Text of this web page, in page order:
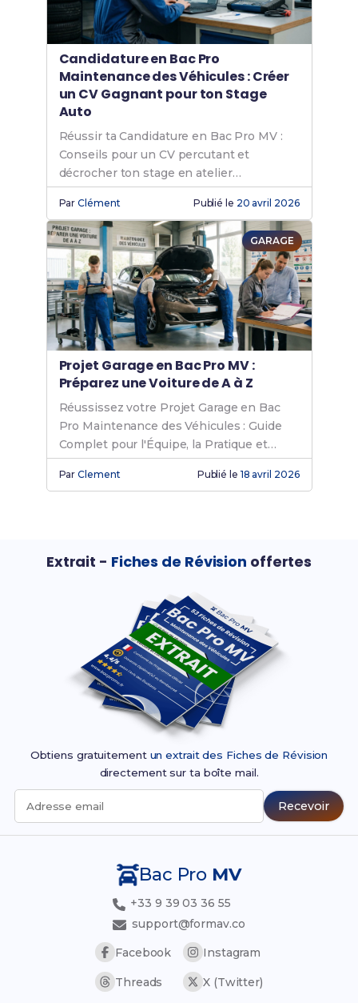
Candidature en Bac Pro
Maintenance des Véhicules : Créer
un CV Gagnant pour ton Stage
Auto
Réussir ta Candidature en Bac Pro MV :
Conseils pour un CV percutant et
décrocher ton stage en atelier
automobile.
ParClément Publié le 20 avril 2026
GARAGE
Projet Garage en Bac Pro MV :
Préparez une Voiture de A à Z
Réussissez votre Projet Garage en Bac
Pro Maintenance des Véhicules : Guide
Complet pour l'Équipe, la Pratique et
l'Oral.
ParClement Publié le 18 avril 2026
Extrait - Fiches de Révision offertes
Obtiens gratuitement un extrait des Fiches de Révision
directement sur ta boîte mail.
Adresse email Recevoir
Bac Pro MV
+33 9 39 03 36 55
support@formav.co
Facebook
Instagram
Threads X (Twitter)